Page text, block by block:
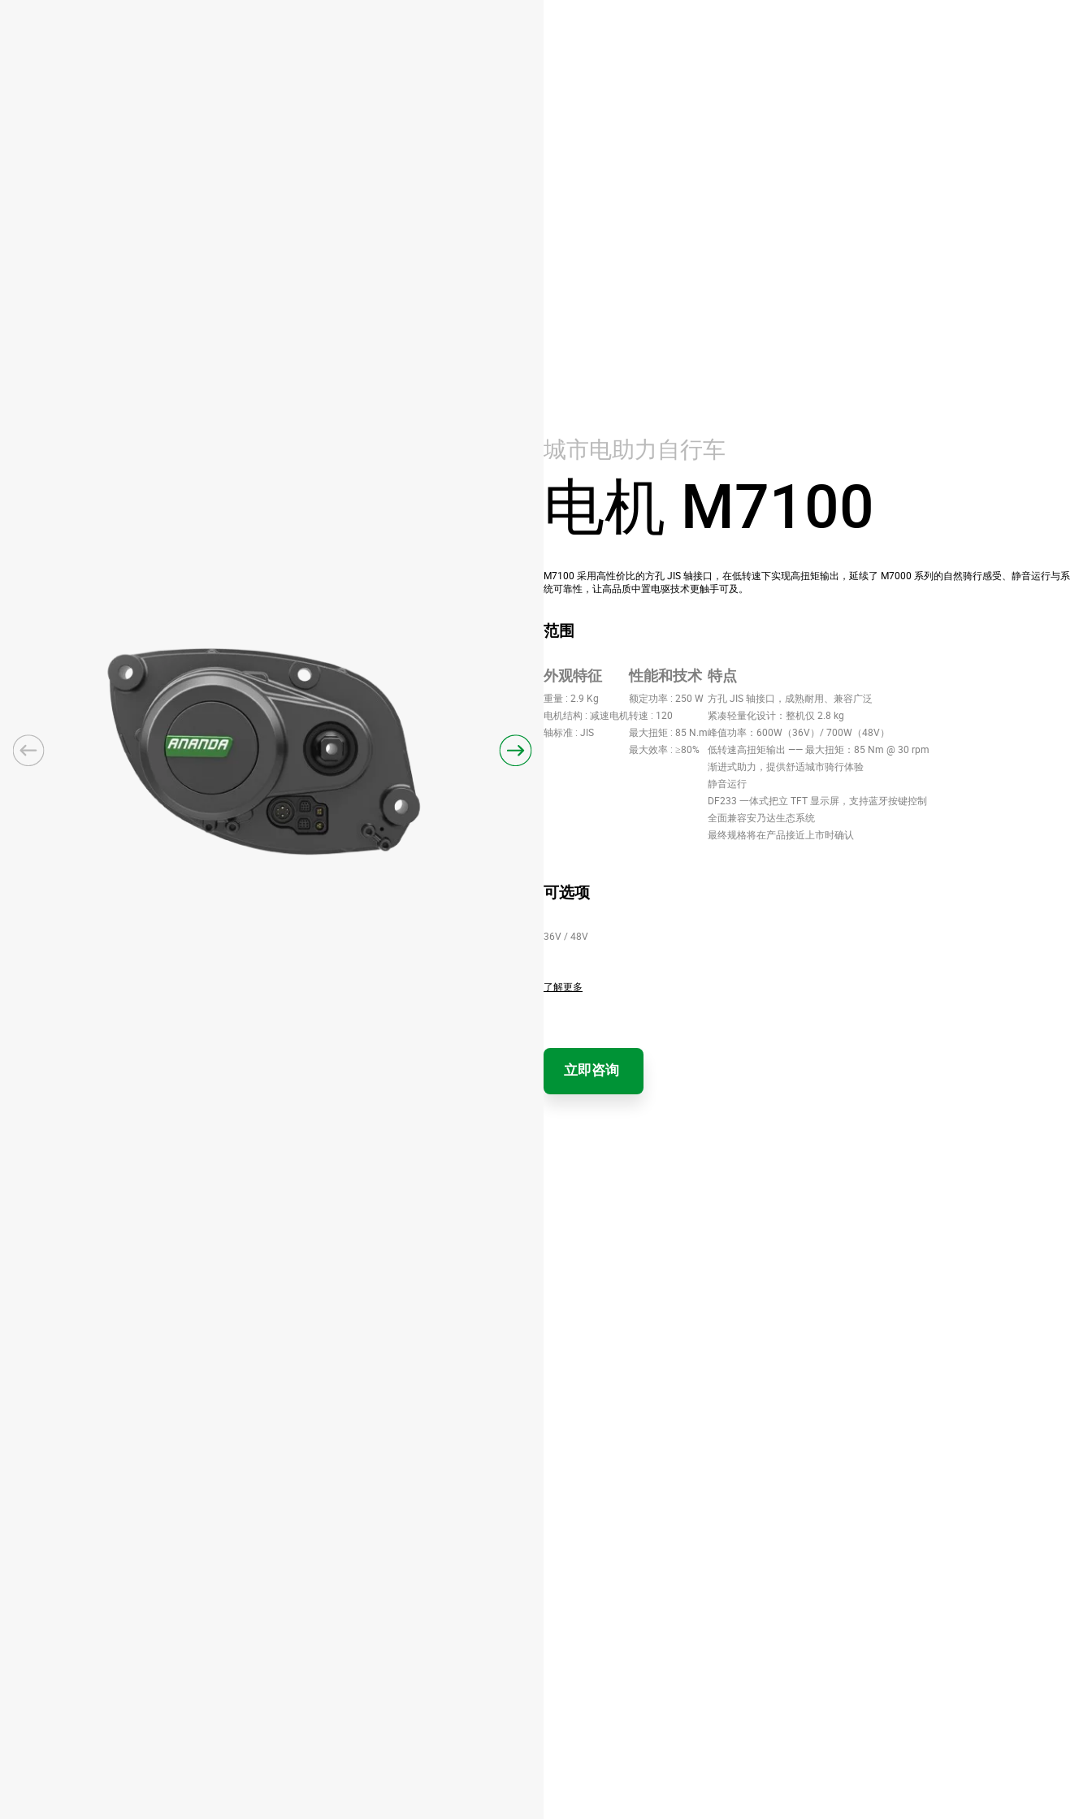
城市电助力自行车
电机 M7100
M7100 采用高性价比的方孔 JIS 轴接口，在低转速下实现高扭矩输出，延续了 M7000 系列的自然骑行感受、静音运行与系
统可靠性，让高品质中置电驱技术更触手可及。
范围
外观特征
重量 : 2.9 Kg
电机结构 : 减速电机
轴标准 : JIS
性能和技术
额定功率 : 250 W
转速 : 120
最大扭矩 : 85 N.m
最大效率 : ≥80%
特点
方孔 JIS 轴接口，成熟耐用、兼容广泛
紧凑轻量化设计：整机仅 2.8 kg
峰值功率：600W（36V）/ 700W（48V）
低转速高扭矩输出 —— 最大扭矩：85 Nm @ 30 rpm
渐进式助力，提供舒适城市骑行体验
静音运行
DF233 一体式把立 TFT 显示屏，支持蓝牙按键控制
全面兼容安乃达生态系统
最终规格将在产品接近上市时确认
可选项
36V / 48V
了解更多
立即咨询